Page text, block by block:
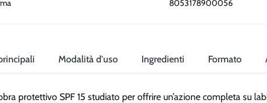
8053178900056
Modalità d'uso Ingredienti Formato
protettivo SPF 15 studiato per offrire un’azione completa su